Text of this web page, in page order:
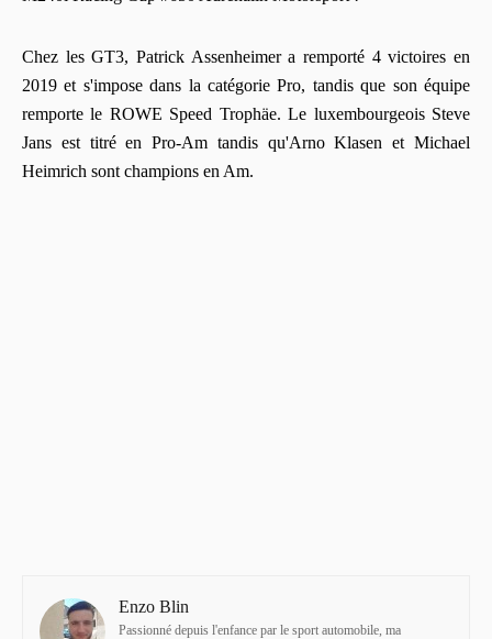
Chez les GT3, Patrick Assenheimer a remporté 4 victoires en
2019 et s'impose dans la catégorie Pro, tandis que son équipe
remporte le ROWE Speed Trophäe. Le luxembourgeois Steve
Jans est titré en Pro-Am tandis qu'Arno Klasen et Michael
Heimrich sont champions en Am.
Enzo Blin
Passionné depuis l'enfance par le sport automobile, ma